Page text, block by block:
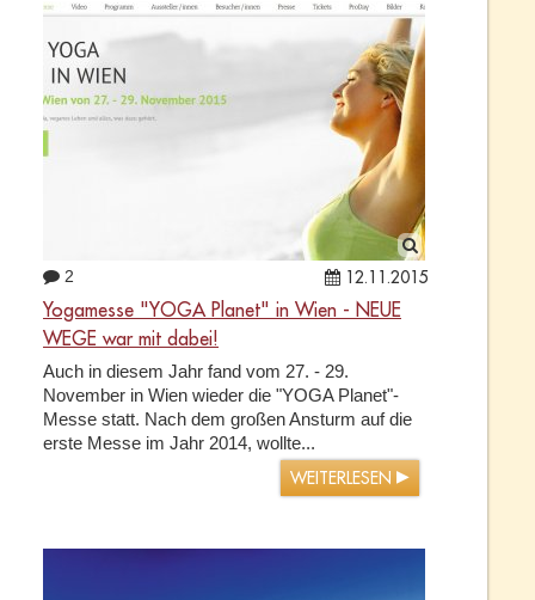
2 12.11.2015
Yogamesse "YOGA Planet" in Wien - NEUE
WEGE war mit dabei!
Auch in diesem Jahr fand vom 27. - 29.
November in Wien wieder die "YOGA Planet"-
Messe statt. Nach dem großen Ansturm auf die
erste Messe im Jahr 2014, wollte...
WEITERLESEN